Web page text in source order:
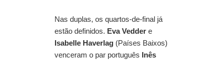
Nas duplas, os quartos-de-final já
estão definidos. Eva Vedder e
Isabelle Haverlag (Países Baixos)
venceram o par português Inês